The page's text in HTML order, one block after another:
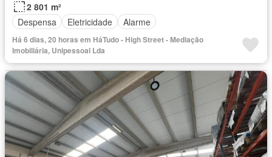
2 801 m²
Despensa
Eletricidade Alarme
Há 6 dias, 20 horas em HáTudo - High Street - Mediação
Imobiliária, Unipessoal Lda